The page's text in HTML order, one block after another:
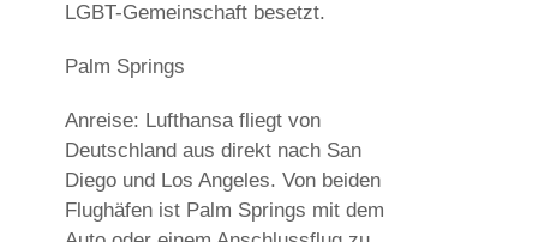
LGBT-Gemeinschaft besetzt.
Palm Springs
Anreise: Lufthansa fliegt von
Deutschland aus direkt nach San
Diego und Los Angeles. Von beiden
Flughäfen ist Palm Springs mit dem